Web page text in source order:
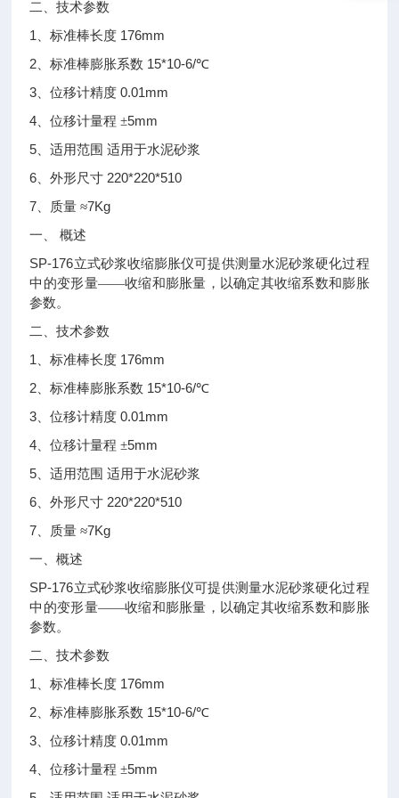
二、技术参数
1 、标准棒长度 176mm
2 、标准棒膨胀系数 15*10-6/℃
3 、位移计精度 0.01mm
4 、位移计量程 ±5mm
5 、适用范围 适用于水泥砂浆
6 、外形尺寸 220*220*510
7 、质量 ≈7Kg
一、 概述
SP-176立式砂浆收缩膨胀仪可提供测量水泥砂浆硬化过程
中的变形量——收缩和膨胀量，以确定其收缩系数和膨胀
参数。
二、技术参数
1 、标准棒长度 176mm
2 、标准棒膨胀系数 15*10-6/℃
3 、位移计精度 0.01mm
4 、位移计量程 ±5mm
5 、适用范围 适用于水泥砂浆
6 、外形尺寸 220*220*510
7 、质量 ≈7Kg
一、概述
SP-176立式砂浆收缩膨胀仪可提供测量水泥砂浆硬化过程
中的变形量——收缩和膨胀量，以确定其收缩系数和膨胀
参数。
二、技术参数
1 、标准棒长度 176mm
2 、标准棒膨胀系数 15*10-6/℃
3 、位移计精度 0.01mm
4 、位移计量程 ±5mm